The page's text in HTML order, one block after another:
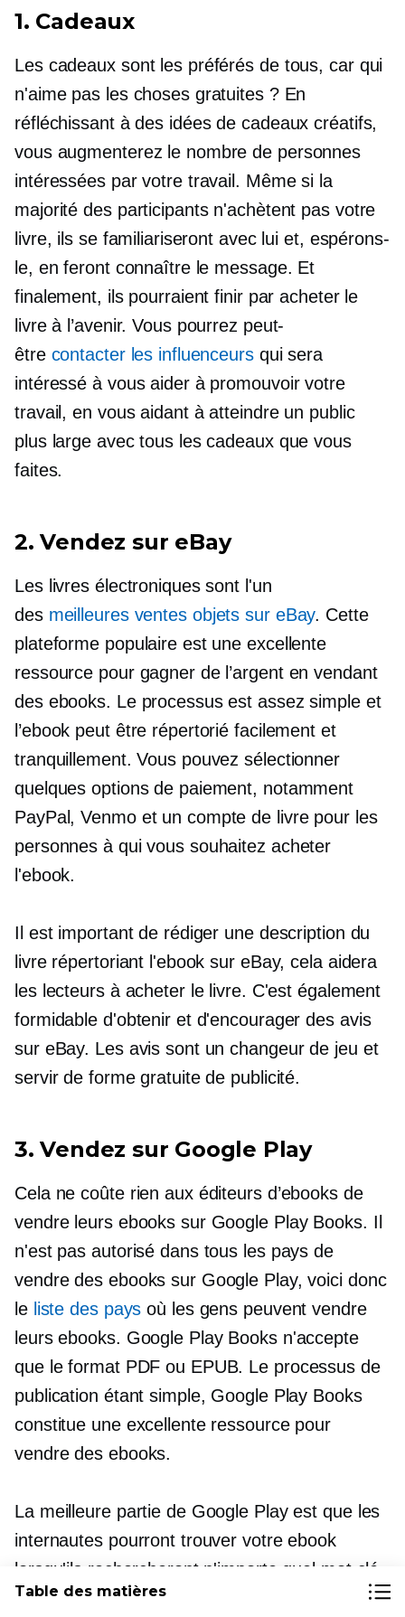
1. Cadeaux
Les cadeaux sont les préférés de tous, car qui
n'aime pas les choses gratuites ? En
réfléchissant à des idées de cadeaux créatifs,
vous augmenterez le nombre de personnes
intéressées par votre travail. Même si la
majorité des participants n'achètent pas votre
livre, ils se familiariseront avec lui et, espérons-
le, en feront connaître le message. Et
finalement, ils pourraient finir par acheter le
livre à l’avenir. Vous pourrez peut-
être contacter les influenceursqui sera
intéressé à vous aider à promouvoir votre
travail, en vous aidant à atteindre un public
plus large avec tous les cadeaux que vous
faites.
2. Vendez sur eBay
Les livres électroniques sont l'un
des meilleures ventesobjets sur eBay. Cette
plateforme populaire est une excellente
ressource pour gagner de l’argent en vendant
des ebooks. Le processus est assez simple et
l’ebook peut être répertorié facilement et
tranquillement. Vous pouvez sélectionner
quelques options de paiement, notamment
PayPal, Venmo et un compte de livre pour les
personnes à qui vous souhaitez acheter
l'ebook.
Il est important de rédiger une description du
livre répertoriant l'ebook sur eBay, cela aidera
les lecteurs à acheter le livre. C'est également
formidable d'obtenir et d'encourager des avis
sur eBay. Les avis sont unchangeur de jeu et
servir de forme gratuite de publicité.
3. Vendez sur Google Play
Cela ne coûte rien aux éditeurs d’ebooks de
vendre leurs ebooks sur Google Play Books. Il
n'est pas autorisé dans tous les pays de
vendre des ebooks sur Google Play, voici donc
le liste des pays où les gens peuvent vendre
leurs ebooks. Google Play Books n'accepte
que le format PDF ou EPUB. Le processus de
publication étant simple, Google Play Books
constitue une excellente ressource pour
vendre des ebooks.
La meilleure partie de Google Play est que les
internautes pourront trouver votre ebook
lorsqu'ils rechercheront n'importe quel mot clé
mentionné dans votre livre, même s'il ne s'agit
Table des matières